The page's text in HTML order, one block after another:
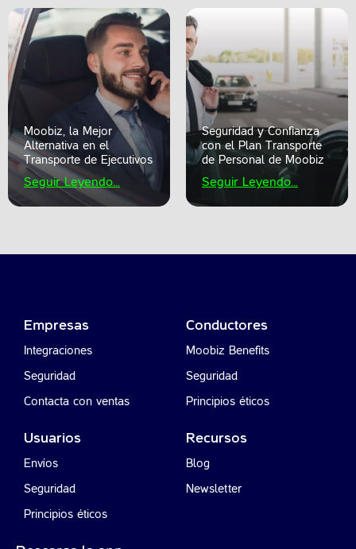
Moobiz, la Mejor
Alternativa en el
Transporte de Ejecutivos
Seguir Leyendo...
Seguridad y Confianza
con el Plan Transporte
de Personal de Moobiz
Seguir Leyendo...
Empresas
Integraciones
Seguridad
Contacta con ventas
Conductores
Moobiz Benefits
Seguridad
Principios éticos
Usuarios
Envíos
Seguridad
Principios éticos
Recursos
Blog
Newsletter